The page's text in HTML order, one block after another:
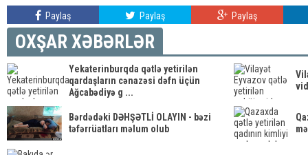
Paylaş Paylaş Paylaş
OXŞAR XƏBƏRLƏR
Yekaterinburqda qətlə yetirilən
qardaşların cənazəsi dəfn üçün
Ağcabədiyə g ...
Bərdədəki DƏHŞƏTLİ OLAYIN - bəzi
təfərrüatları məlum olub